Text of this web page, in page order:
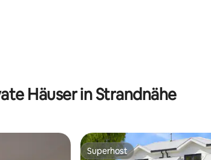
325 Bewertungen
Häuser in Strandnähe
Superhost
Superhost